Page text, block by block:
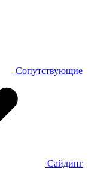
Сопутствующие
Сайдинг